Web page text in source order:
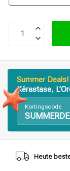
Stylingprodukte
Summer Deals!
Kérastase,
Kortingscode
Heute